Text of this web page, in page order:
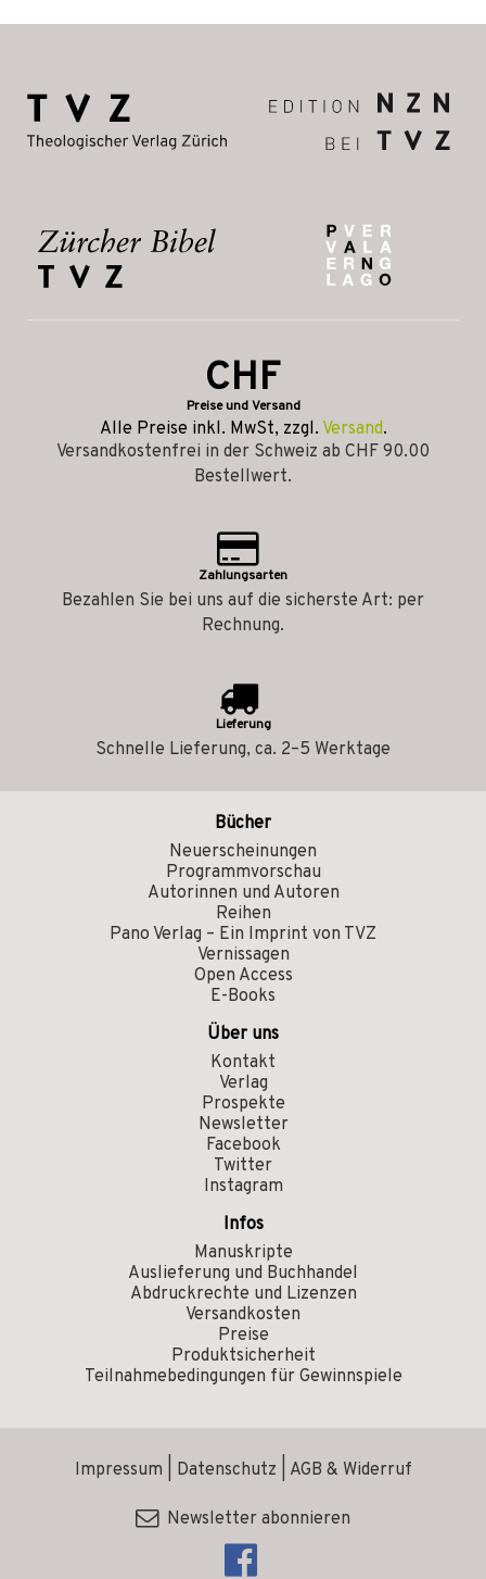
CHF
Preise und Versand
Alle Preise inkl. MwSt, zzgl. Versand.
Versandkostenfrei in der Schweiz ab CHF 90.00
Bestellwert.
Zahlungsarten
Bezahlen Sie bei uns auf die sicherste Art: per
Rechnung.
Lieferung
Schnelle Lieferung, ca. 2–5 Werktage
Bücher
Neuerscheinungen
Programmvorschau
Autorinnen und Autoren
Reihen
Pano Verlag – Ein Imprint von TVZ
Vernissagen
Open Access
E-Books
Über uns
Kontakt
Verlag
Prospekte
Newsletter
Facebook
Twitter
Instagram
Infos
Manuskripte
Auslieferung und Buchhandel
Abdruckrechte und Lizenzen
Versandkosten
Preise
Produktsicherheit
Teilnahmebedingungen für Gewinnspiele
Impressum Datenschutz AGB & Widerruf
Newsletter abonnieren